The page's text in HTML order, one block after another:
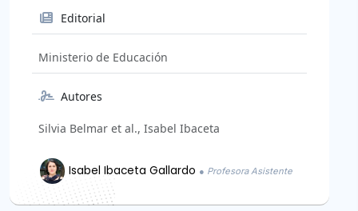
Editorial
Ministerio de Educación
Autores
Silvia Belmar et al., Isabel Ibaceta
Isabel Ibaceta Gallardo ● Profesora Asistente